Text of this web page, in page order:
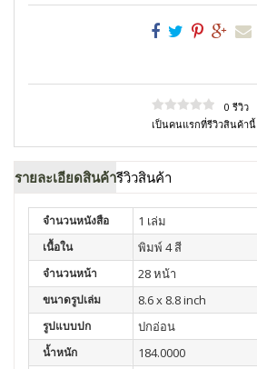
0 รีวิว
เป็นคนแรกที่รีวิวสินค้านี้
รายละเอียดสินค้ารีวิวสินค้า
จำนวนหนังสือ 1 เล่ม
เนื้อใน พิมพ์ 4 สี
จำนวนหน้า 28 หน้า
ขนาดรูปเล่ม 8.6 x 8.8 inch
รูปแบบปก ปกอ่อน
น้ำหนัก 184.0000